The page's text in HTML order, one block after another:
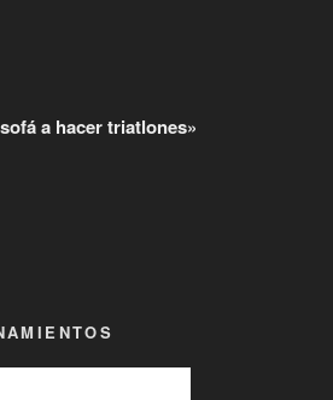
a hacer triatlones»